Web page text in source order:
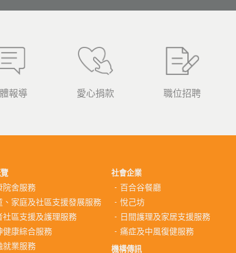
報導 愛心捐款 職位招聘
院舍服務
、家庭及社區支援發展服務
社區支援及護理服務
健康綜合服務
就業服務
社會企業
百合谷餐廳
悅己坊
日間護理及家居支援服務
痛症及中風復健服務
機構傳訊